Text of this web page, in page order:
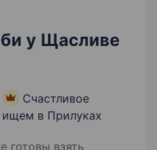
у Щасливе
Счастливое
ищем в Прилуках
готовы взять